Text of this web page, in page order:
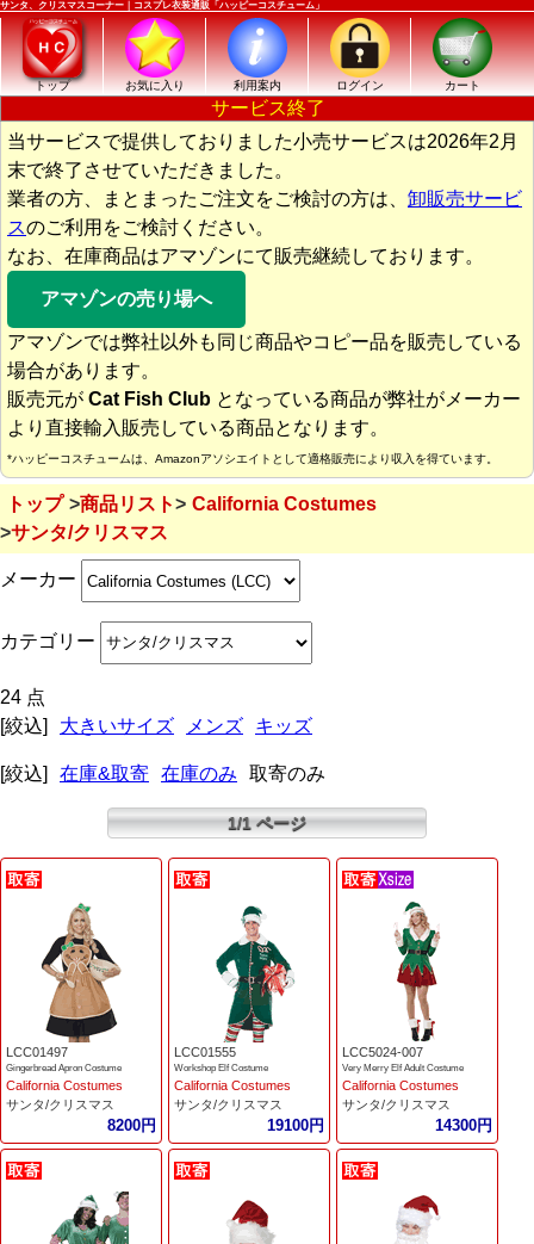
サンタ、クリスマスコーナー｜コスプレ衣装通販「ハッピーコスチューム」
トップ お気に入り 利用案内 ログイン カート
サービス終了
当サービスで提供しておりました小売サービスは2026年2月
末で終了させていただきました。
業者の方、まとまったご注文をご検討の方は、 卸販売サービ
スのご利用をご検討ください。
なお、在庫商品はアマゾンにて販売継続しております。
アマゾンの売り場へ
アマゾンでは弊社以外も同じ商品やコピー品を販売している
場合があります。
販売元が Cat Fish Club となっている商品が弊社がメーカー
より直接輸入販売している商品となります。
*ハッピーコスチュームは、Amazonアソシエイトとして適格販売により収入を得ています。
トップ 商品リスト
California Costumes
サンタ/クリスマス
メーカー
カテゴリー
24 点
[絞込]
大きいサイズ メンズ キッズ
[絞込] 在庫&取寄 在庫のみ 取寄のみ
1/1 ページ
LCC01497
Gingerbread Apron Costume
California Costumes
サンタ/クリスマス
8200円
LCC01555
Workshop Elf Costume
California Costumes
サンタ/クリスマス
19100円
LCC5024-007
Very Merry Elf Adult Costume
California Costumes
サンタ/クリスマス
14300円